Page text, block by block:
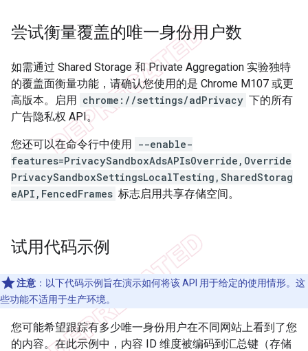
尝试衡量覆盖的唯一身份用户数
如需通过 Shared Storage 和 Private Aggregation 实验独特
的覆盖面衡量功能，请确认您使用的是 Chrome M107 或更
高版本。启用 chrome://settings/adPrivacy 下的所有
广告隐私权 API。
您还可以在命令行中使用 --enable-
features=PrivacySandboxAdsAPIsOverride,Override
PrivacySandboxSettingsLocalTesting,SharedStorag
eAPI,FencedFrames 标志启用共享存储空间。
试用代码示例
注意 ：以下代码示例旨在演示如何将该 API 用于给定的使用情形。这
些功能不适用于生产环境。
您可能希望跟踪有多少唯一身份用户在不同网站上看到了您
的内容。在此示例中，内容 ID 维度被编码到汇总键（存储